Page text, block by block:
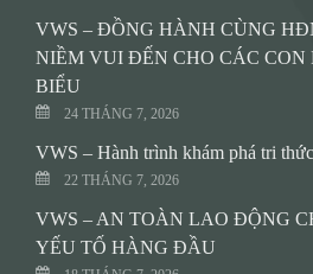
VWS – ĐỒNG HÀNH CÙNG
NIỀM VUI ĐẾN CHO CÁC CON
BIỂU
24 THÁNG 7, 2026
VWS – Hành trình khám phá tri
22 THÁNG 7, 2026
VWS – AN TOÀN LAO ĐỘNG
YẾU TỐ HÀNG ĐẦU